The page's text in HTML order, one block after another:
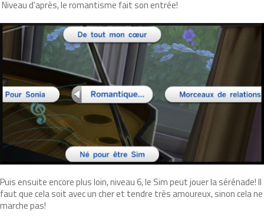
Niveau d'après, le romantisme fait son entrée!
Puis ensuite encore plus loin, niveau 6, le Sim peut jouer la sérénade! Il
faut que cela soit avec un cher et tendre très amoureux, sinon cela ne
marche pas!